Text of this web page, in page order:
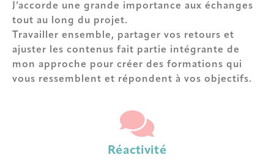
J’accorde une grande importance aux échanges
tout au long du projet.
Travailler ensemble, partager vos retours et
ajuster les contenus fait partie intégrante de
mon approche pour créer des formations qui
vous ressemblent et répondent à vos objectifs.
Réactivité